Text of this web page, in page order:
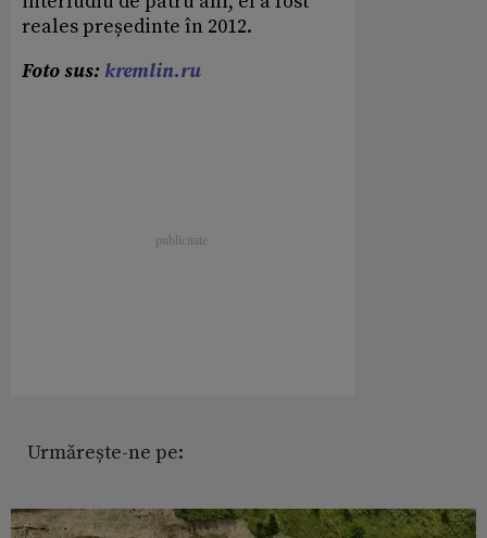
reales președinte în 2012.
Foto sus: kremlin.ru
Urmărește-ne pe: